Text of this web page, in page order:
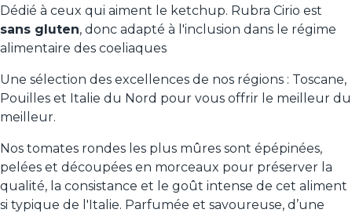
Dédié à ceux qui aiment le ketchup. Rubra Cirio est
sans gluten, donc adapté à l'inclusion dans le régime
alimentaire des coeliaques
Une sélection des excellences de nos régions : Toscane,
Pouilles et Italie du Nord pour vous offrir le meilleur du
meilleur.
Nos tomates rondes les plus mûres sont épépinées,
pelées et découpées en morceaux pour préserver la
qualité, la consistance et le goût intense de cet aliment
si typique de l'Italie. Parfumée et savoureuse, d’une